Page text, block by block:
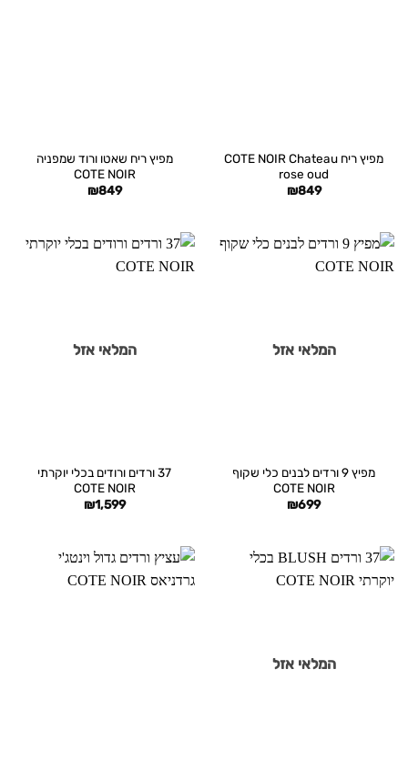
מפיץ ריח COTE NOIR Chateau
rose oud
₪849
מפיץ ריח שאטו ורוד שמפניה
COTE NOIR
₪849
המלאי אזל
מפיץ 9 ורדים לבנים כלי שקוף
COTE NOIR
₪699
המלאי אזל
37 ורדים ורודים בכלי יוקרתי
COTE NOIR
₪1,599
המלאי אזל